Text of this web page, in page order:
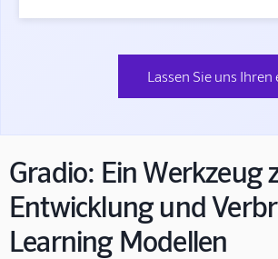
Lassen Sie uns
Gradio: Ein Werkzeug
Entwicklung und
Learning Modellen